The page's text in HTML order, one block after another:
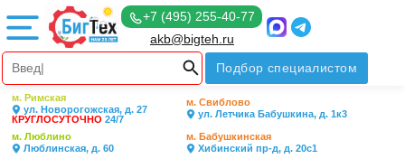
+7 (495) 255-40-77
akb@bigteh.ru
Подбор специалистом
м. Римская
ул. Новорогожская, д. 27
КРУГЛОСУТОЧНО 24/7
м. Свиблово
ул. Летчика Бабушкина, д. 1к3
м. Люблино
Люблинская, д. 60
м. Бабушкинская
Хибинский пр-д, д. 20с1